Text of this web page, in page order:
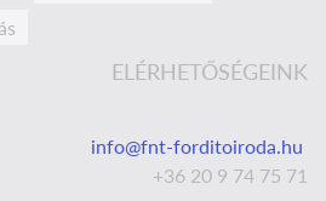
ELÉRHETŐSÉGEINK
info@fnt-forditoiroda.hu
+36 20 9 74 75 71